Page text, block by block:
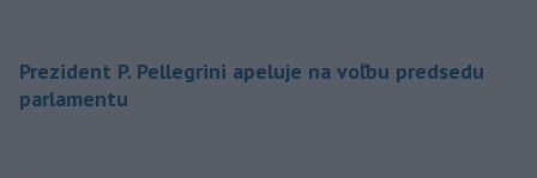
Prezident P. Pellegrini apeluje na voľbu predsedu
parlamentu